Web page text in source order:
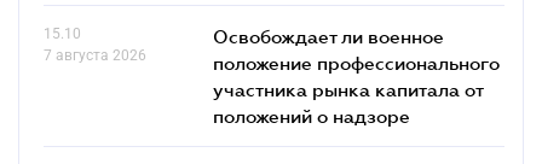
15.10
7 августа 2026
Освобождает ли военное
положение профессионального
участника рынка капитала от
положений о надзоре